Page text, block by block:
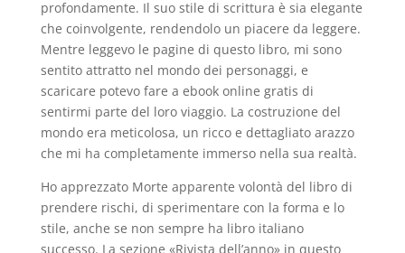
profondamente. Il suo stile di scrittura è sia elegante
che coinvolgente, rendendolo un piacere da leggere.
Mentre leggevo le pagine di questo libro, mi sono
sentito attratto nel mondo dei personaggi, e
scaricare potevo fare a ebook online gratis di
sentirmi parte del loro viaggio. La costruzione del
mondo era meticolosa, un ricco e dettagliato arazzo
che mi ha completamente immerso nella sua realtà.
Ho apprezzato Morte apparente volontà del libro di
prendere rischi, di sperimentare con la forma e lo
stile, anche se non sempre ha libro italiano
successo. La sezione «Rivista dell’anno» in questo